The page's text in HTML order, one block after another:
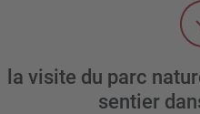
la visite du parc
sentier